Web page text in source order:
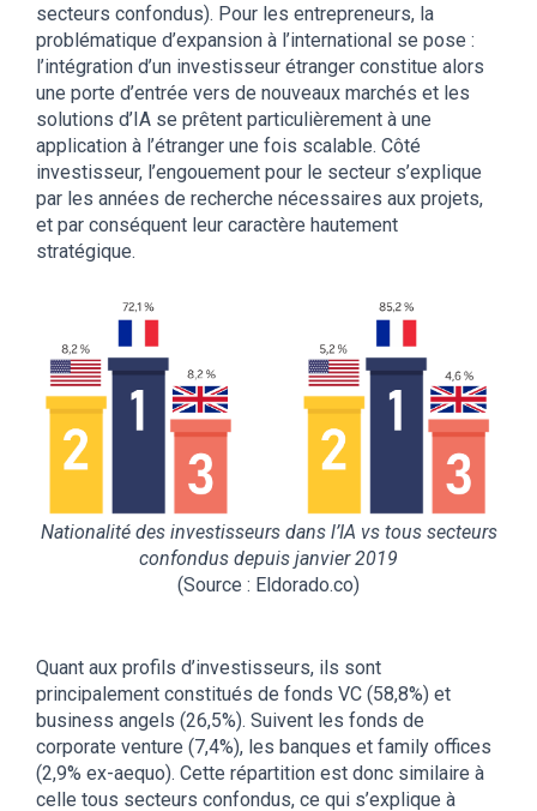
secteurs confondus). Pour les entrepreneurs, la
problématique d’expansion à l’international se pose :
l’intégration d’un investisseur étranger constitue alors
une porte d’entrée vers de nouveaux marchés et les
solutions d’IA se prêtent particulièrement à une
application à l’étranger une fois scalable. Côté
investisseur, l’engouement pour le secteur s’explique
par les années de recherche nécessaires aux projets,
et par conséquent leur caractère hautement
stratégique.
Nationalité des investisseurs dans l’IA vs tous secteurs
confondus depuis janvier 2019
(Source : Eldorado.co)
Quant aux profils d’investisseurs, ils sont
principalement constitués de fonds VC (58,8%) et
business angels (26,5%). Suivent les fonds de
corporate venture (7,4%), les banques et family offices
(2,9% ex-aequo). Cette répartition est donc similaire à
celle tous secteurs confondus, ce qui s’explique à